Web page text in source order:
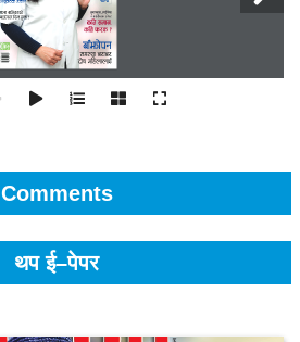
Comments
थप ई–पेपर